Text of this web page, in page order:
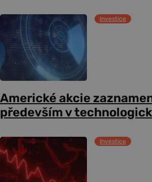
Investice
Americké akcie
především v
Investice